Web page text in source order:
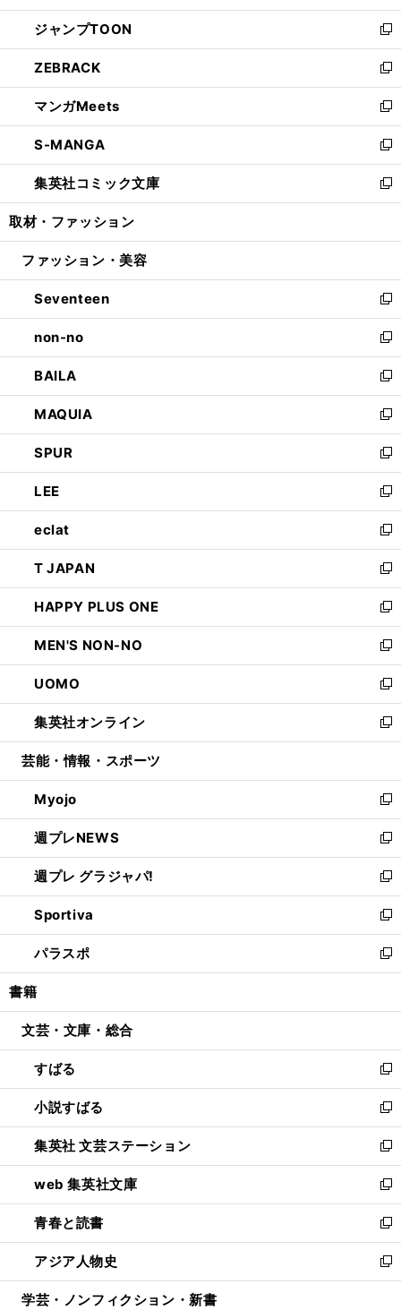
開
く
ウ
で
開
く
ン
ド
ウ
で
開
く
ウ
ィ
ン
ド
ウ
で
開
く
し
い
ウ
ィ
ン
ド
ウ
で
開
く
ジャンプTOON
新
し
い
ウ
ィ
ン
ド
ウ
で
開
ZEBRACK
新
し
い
ウ
ィ
ン
ド
ウ
開
マンガMeets
新
し
い
ウ
ィ
ン
ウ
開
く
S-MANGA
新
し
い
ウ
ン
ウ
で
開
く
集英社コミック文庫
新
し
ウ
ン
ド
ウ
で
開
く
取材・ファッション
ファッション・美容
Seventeen
新
し
い
ウ
ィ
ン
ド
ウ
で
開
く
non-no
新
し
い
ウ
ィ
ン
ド
ウ
で
開
く
BAILA
新
し
い
ウ
ィ
ン
ド
ウ
で
開
く
MAQUIA
新
し
い
ウ
ィ
ン
ド
ウ
で
開
く
SPUR
新
し
い
ウ
ィ
ン
ド
ウ
で
開
く
LEE
新
し
い
ウ
ィ
ン
ド
ウ
で
開
く
eclat
新
し
い
ウ
ィ
ン
ド
ウ
で
開
く
T JAPAN
新
し
い
ウ
ィ
ン
ド
ウ
で
開
HAPPY PLUS ONE
新
し
い
ウ
ィ
ン
ド
ウ
開
く
MEN'S NON-NO
新
し
い
ウ
ィ
ン
ウ
で
開
く
UOMO
新
し
い
ウ
ン
ド
ウ
で
開
く
集英社オンライン
新
し
ウ
ィ
ン
ド
ウ
で
開
く
芸能・情報・スポーツ
Myojo
新
し
い
ウ
ィ
ン
ド
ウ
で
開
週プレNEWS
新
し
い
ウ
ィ
ン
ド
ウ
開
週プレ グラジャパ!
新
し
い
ウ
ィ
ン
ウ
開
く
Sportiva
新
し
い
ウ
ン
ウ
で
開
く
パラスポ
新
し
ウ
ン
ド
ウ
で
開
く
書籍
文芸・文庫・総合
すばる
新
し
い
ウ
ィ
ン
ド
ウ
で
開
く
小説すばる
新
し
い
ウ
ィ
ン
ド
ウ
で
開
集英社 文芸ステーション
新
し
い
ウ
ィ
ン
ド
ウ
web 集英社文庫
新
し
い
ウ
ィ
ン
青春と読書
新
し
い
ウ
アジア人物史
新
し
学芸・ノンフィクション・新書